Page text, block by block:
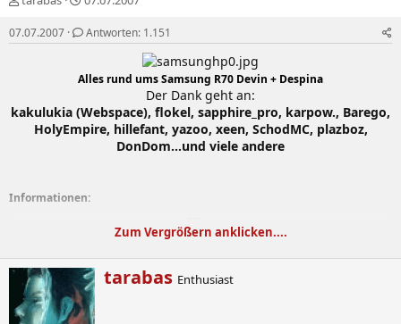
s
t
e
s
t
l
t
a
07.07.2007 Antworten: 1.151
Alles rund ums Samsung R70 Devin + Despina
Der Dank geht an:
kakulukia (Webspace), flokel, sapphire_pro, karpow., Barego,
HolyEmpire, hillefant, yazoo, xeen, SchodMC, plazboz,
DonDom...und viele andere
Informationen:
Samsung R70 Despina:
<- Klick mich
Samsung R70 Devin:
Samsung R70 Denet:
Samsung R70 Damaya:
Samsung R70 Dosan:
Samsung R70 Doroso:
Zum Vergrößern anklicken....
W
r
tarabas Enthusiast